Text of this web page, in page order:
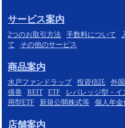
サービス案内
2つのお取引方法 手数料について
て
その他のサービス
商品案内
水戸ファンドラップ 投資信託 外
債券
REIT ETF レバレッジ型・イ
用型ETF
新規公開株式等 個人年金
店舗案内